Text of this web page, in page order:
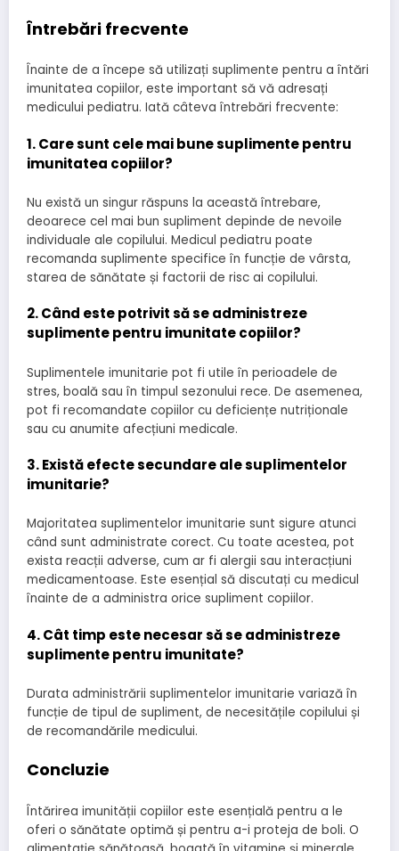
Întrebări frecvente
Înainte de a începe să utilizați suplimente pentru a întări
imunitatea copiilor, este important să vă adresați
medicului pediatru. Iată câteva întrebări frecvente:
1. Care sunt cele mai bune suplimente pentru
imunitatea copiilor?
Nu există un singur răspuns la această întrebare,
deoarece cel mai bun supliment depinde de nevoile
individuale ale copilului. Medicul pediatru poate
recomanda suplimente specifice în funcție de vârsta,
starea de sănătate și factorii de risc ai copilului.
2. Când este potrivit să se administreze
suplimente pentru imunitate copiilor?
Suplimentele imunitarie pot fi utile în perioadele de
stres, boală sau în timpul sezonului rece. De asemenea,
pot fi recomandate copiilor cu deficiențe nutriționale
sau cu anumite afecțiuni medicale.
3. Există efecte secundare ale suplimentelor
imunitarie?
Majoritatea suplimentelor imunitarie sunt sigure atunci
când sunt administrate corect. Cu toate acestea, pot
exista reacții adverse, cum ar fi alergii sau interacțiuni
medicamentoase. Este esențial să discutați cu medicul
înainte de a administra orice supliment copiilor.
4. Cât timp este necesar să se administreze
suplimente pentru imunitate?
Durata administrării suplimentelor imunitarie variază în
funcție de tipul de supliment, de necesitățile copilului și
de recomandările medicului.
Concluzie
Întărirea imunității copiilor este esențială pentru a le
oferi o sănătate optimă și pentru a-i proteja de boli. O